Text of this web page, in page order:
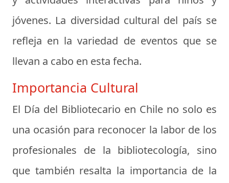
jóvenes. La diversidad cultural del país se
refleja en la variedad de eventos que se
llevan a cabo en esta fecha.
Importancia Cultural
El Día del Bibliotecario en Chile no solo es
una ocasión para reconocer la labor de los
profesionales de la bibliotecología, sino
que también resalta la importancia de la